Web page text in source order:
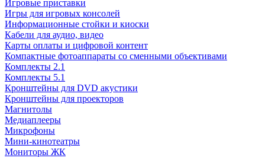
Игровые приставки
Игры для игровых консолей
Информационные стойки и киоски
Кабели для аудио, видео
Карты оплаты и цифровой контент
Компактные фотоаппараты со сменными объективами
Комплекты 2.1
Комплекты 5.1
Кронштейны для DVD акустики
Кронштейны для проекторов
Магнитолы
Медиаплееры
Микрофоны
Мини-кинотеатры
Мониторы ЖК